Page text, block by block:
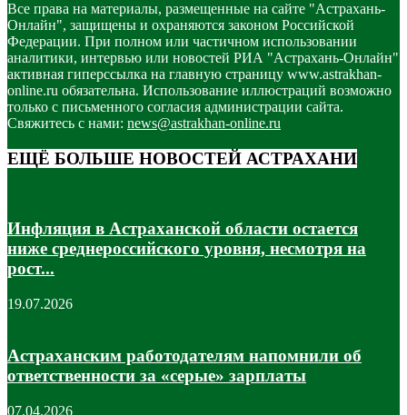
Все права на материалы, размещенные на сайте "Астрахань-
Онлайн", защищены и охраняются законом Российской
Федерации. При полном или частичном использовании
аналитики, интервью или новостей РИА "Астрахань-Онлайн"
активная гиперссылка на главную страницу www.astrakhan-
online.ru обязательна. Использование иллюстраций возможно
только с письменного согласия администрации сайта.
Свяжитесь с нами: news@astrakhan-online.ru
ЕЩЁ БОЛЬШЕ НОВОСТЕЙ АСТРАХАНИ
Инфляция в Астраханской области остается
ниже среднероссийского уровня, несмотря на
рост...
19.07.2026
Астраханским работодателям напомнили об
ответственности за «серые» зарплаты
07.04.2026